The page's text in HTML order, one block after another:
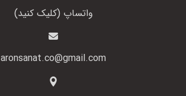
واتساپ (کلیک کنید)
aronsanat.co@gmail.com